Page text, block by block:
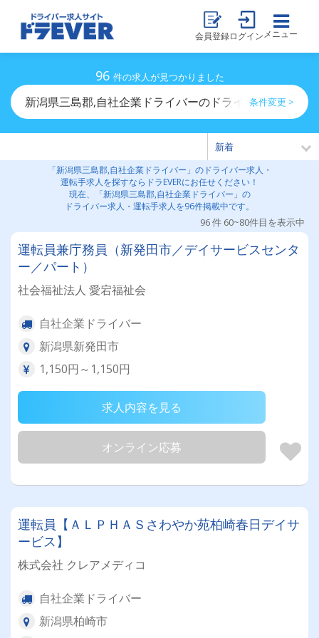
会員登録ログイン メニュー
96 件の求人が見つかりました
新潟県三島郡,自社企業ドライバーのドライバー求人・運
条件変更 >
「新潟県三島郡,自社企業ドライバー」のドライバー求人・
運転手求人を探すならドラEVERにお任せください！
現在、「新潟県三島郡,自社企業ドライバー」の
ドライバー求人・運転手求人を96件掲載中です。
96 件 60~80件目を表示中
運転員兼庁務員（新発田市／デイサービスセンタ
ー／パート）
社会福祉法人 愛宕福祉会
自社企業ドライバー
新潟県新発田市
1,150円～1,150円
求人内容を見る
オンライン応募
運転員【ＡＬＰＨＡＳさわやか苑柏崎春日デイサ
ービス】
株式会社 クレアメディコ
自社企業ドライバー
新潟県柏崎市